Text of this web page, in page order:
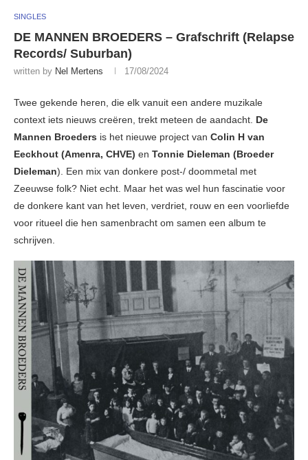
SINGLES
DE MANNEN BROEDERS – Grafschrift (Relapse
Records/ Suburban)
written by Nel Mertens 17/08/2024
Twee gekende heren, die elk vanuit een andere muzikale
context iets nieuws creëren, trekt meteen de aandacht. De
Mannen Broeders is het nieuwe project van Colin H van
Eeckhout (Amenra, CHVE) en Tonnie Dieleman (Broeder
Dieleman). Een mix van donkere post-/ doommetal met
Zeeuwse folk? Niet echt. Maar het was wel hun fascinatie voor
de donkere kant van het leven, verdriet, rouw en een voorliefde
voor ritueel die hen samenbracht om samen een album te
schrijven.